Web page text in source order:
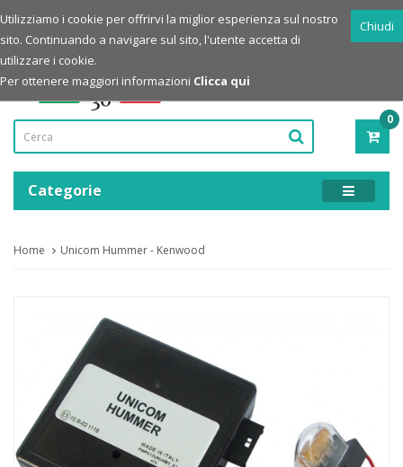
Login
Registrazione
Powered by
0
-
Categorie
Home Unicom Hummer - Kenwood
Chiudi
Utilizziamo i cookie per offrirvi la miglior esperienza sul nostro
sito. Continuando a navigare sul sito, l'utente accetta di
utilizzare i cookie.
Per ottenere maggiori informazioni Clicca qui